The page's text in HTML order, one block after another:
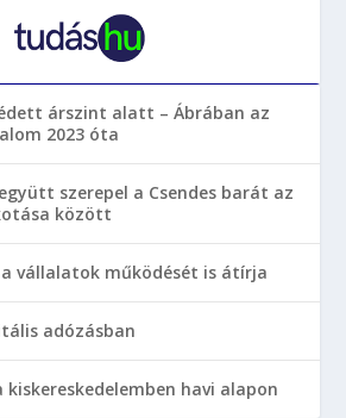
árszint alatt – Ábrában az
2023 óta
szerepel a Csendes barát az
között
vállalatok működését is átírja
adózásban
kiskereskedelemben havi alapon